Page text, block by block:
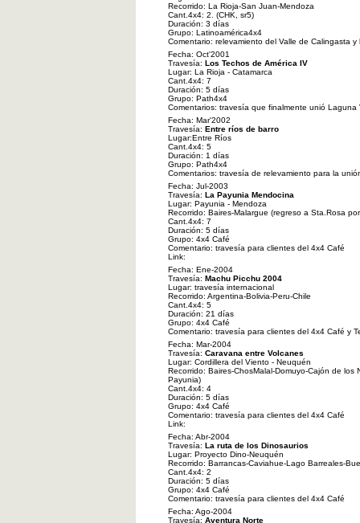
Recorrido: La Rioja-San Juan-Mendoza
Cant.4x4: 2. (CHK, sr5)
Duración: 3 días
Grupo: Latinoamérica4x4
Comentario: relevamiento del Valle de Calingasta
Fecha: Oct'2001
Travesía: Los Techos de América IV
Lugar: La Rioja - Catamarca
Cant.4x4: 7
Duración: 5 días
Grupo: Path4x4
Comentarios: travesía que finalmente unió Laguna
Fecha: Mar'2002
Travesía: Entre ríos de barro
Lugar:Entre Ríos
Cant.4x4: 5
Duración: 1 días
Grupo: Path4x4
Comentarios: travesía de relevamiento para la
Fecha: Jul-2003
Travesía: La Payunia Mendocina
Lugar: Payunia - Mendoza
Recorrido: Baires-Malargue (regreso a Sta.Rosa
Cant.4x4: 7
Duración: 5 días
Grupo: 4x4 Café
Comentario: travesía para clientes del 4x4 Café
Link:
Fecha: Ene-2004
Travesía: Machu Picchu 2004
Lugar: travesía internacional
Recorrido: Argentina-Bolivia-Peru-Chile
Cant.4x4: 5
Duración: 21 días
Grupo: 4x4 Café
Comentario: travesía para clientes del 4x4 Café y
Fecha: Mar-2004
Travesía: Caravana entre Volcanes
Lugar: Cordillera del Viento - Neuquén
Recorrido: Baires-ChosMalal-Domuyo-Cajón de
Payunia)
Cant.4x4: 4
Duración: 5 días
Grupo: 4x4 Café
Comentario: travesía para clientes del 4x4 Café
Link:
Fecha: Abr-2004
Travesía: La ruta de los Dinosaurios
Lugar: Proyecto Dino-Neuquén
Recorrido: Barrancas-Caviahue-Lago Barreales-
Cant.4x4: 2
Duración: 5 días
Grupo: 4x4 Café
Comentario: travesía para clientes del 4x4 Café
Fecha: Ago-2004
Travesía: Aventura Norte